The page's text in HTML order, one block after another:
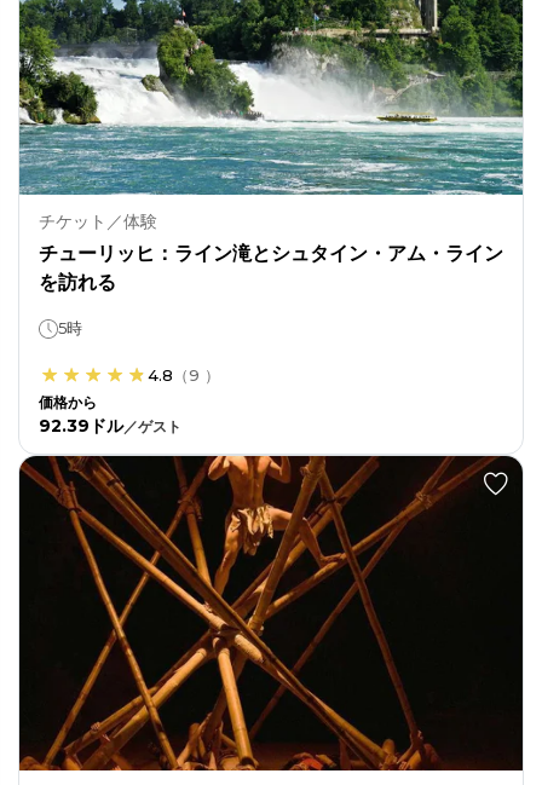
チケット／体験
チューリッヒ：ライン滝とシュタイン・アム・ライン
を訪れる
5時
4.8 （9 ）
価格から
92.39ドル／ゲスト